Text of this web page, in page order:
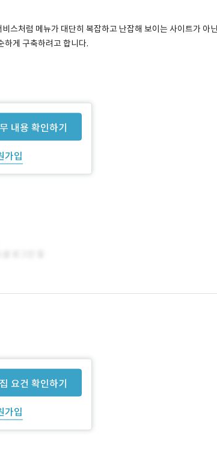
내용 확인하기
가입
스처럼 메뉴가 대단히 복잡하고 난잡해 보이는 사이트가 아
하게 구축하려고 합니다.
요건 확인하기
가입